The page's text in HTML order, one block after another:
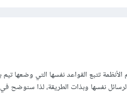
تتبع القواعد نفسها التي وضعها تيم